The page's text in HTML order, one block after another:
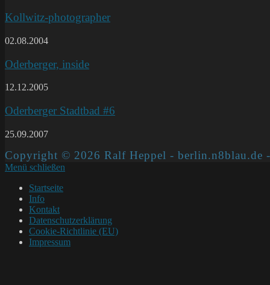
Kollwitz-photographer
02.08.2004
Oderberger, inside
12.12.2005
Oderberger Stadtbad #6
25.09.2007
Copyright © 2026 Ralf Heppel - berlin.n8blau.de
Menü schließen
Startseite
Info
Kontakt
Datenschutzerklärung
Cookie-Richtlinie (EU)
Impressum